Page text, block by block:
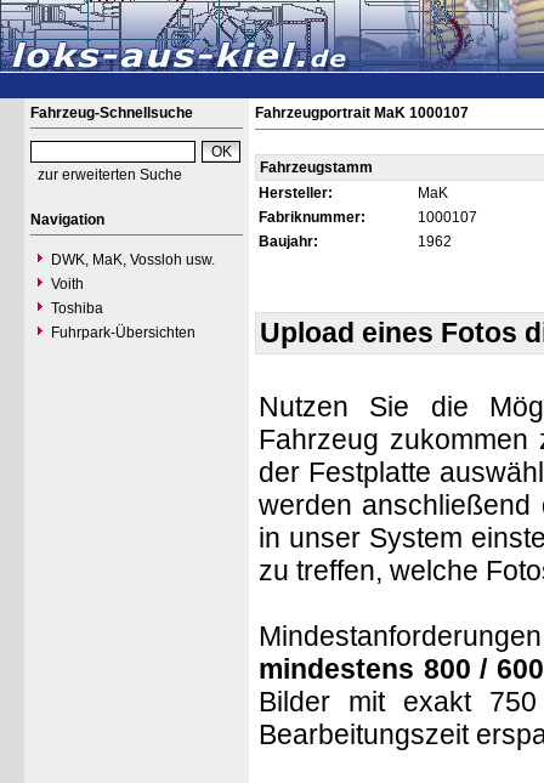
Fahrzeug-Schnellsuche
zur erweiterten Suche
Navigation
DWK, MaK, Vossloh usw.
Voith
Toshiba
Fuhrpark-Übersichten
Fahrzeugportrait MaK 1000107
Fahrzeugstamm
Hersteller:
MaK
Fabriknummer:
1000107
Baujahr:
1962
Upload eines Fotos
Nutzen Sie die
Fahrzeug
der Festplatte
werden anschließend
in unser System
zu treffen, welche
mindestens 800 /
Bilder mit exakt
Bearbeitungszeit